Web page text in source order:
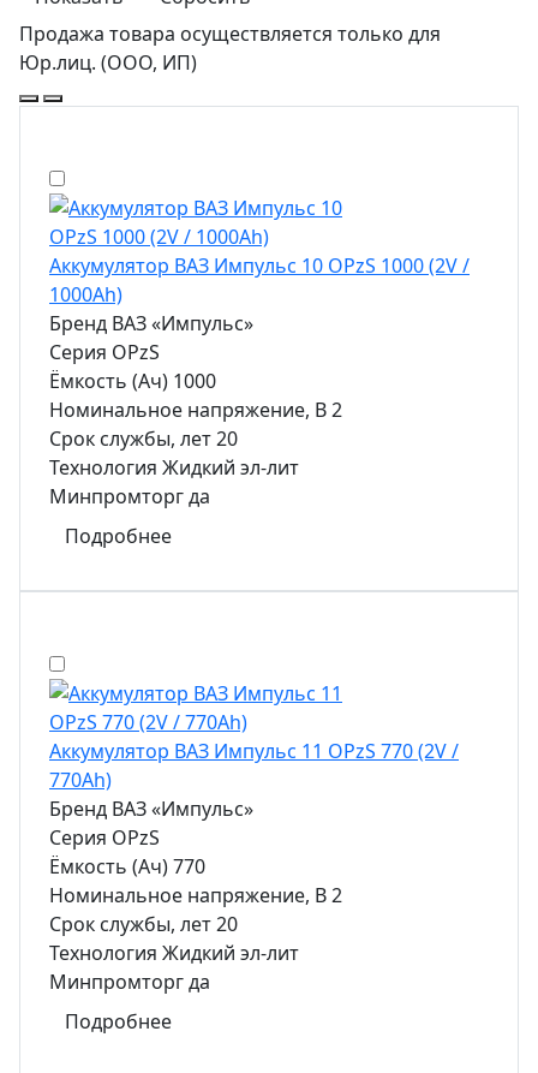
Продажа товара осуществляется только для
Юр.лиц. (ООО, ИП)
Аккумулятор ВАЗ Импульс 10 OPzS 1000 (2V /
1000Ah)
Бренд ВАЗ «Импульс»
Серия OPzS
Ёмкость (Ач) 1000
Номинальное напряжение, В2
Срок службы, лет20
Технология Жидкий эл-лит
Минпромторгда
Подробнее
Аккумулятор ВАЗ Импульс 11 OPzS 770 (2V /
770Ah)
Бренд ВАЗ «Импульс»
Серия OPzS
Ёмкость (Ач)770
Номинальное напряжение, В2
Срок службы, лет20
Технология Жидкий эл-лит
Минпромторгда
Подробнее